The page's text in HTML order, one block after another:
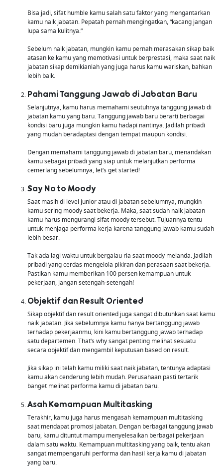
Bisa jadi, sifat humble kamu salah satu faktor yang mengantarkan
kamu naik jabatan. Pepatah pernah mengingatkan, “kacang jangan
lupa sama kulitnya.”
Sebelum naik jabatan, mungkin kamu pernah merasakan sikap baik
atasan ke kamu yang memotivasi untuk berprestasi, maka saat naik
jabatan sikap demikianlah yang juga harus kamu wariskan, bahkan
lebih baik.
Pahami Tanggung Jawab di Jabatan Baru
Selanjutnya, kamu harus memahami seutuhnya tanggung jawab di
jabatan kamu yang baru. Tanggung jawab baru berarti berbagai
kondisi baru juga mungkin kamu hadapi nantinya. Jadilah pribadi
yang mudah beradaptasi dengan tempat maupun kondisi.
Dengan memahami tanggung jawab di jabatan baru, menandakan
kamu sebagai pribadi yang siap untuk melanjutkan performa
cemerlang sebelumnya, let’s get started!
Say No to Moody
Saat masih di level junior atau di jabatan sebelumnya, mungkin
kamu sering moody saat bekerja. Maka, saat sudah naik jabatan
kamu harus mengurangi sifat moody tersebut. Tujuannya tentu
untuk menjaga performa kerja karena tanggung jawab kamu sudah
lebih besar.
Tak ada lagi waktu untuk bergalau ria saat moody melanda. Jadilah
pribadi yang cerdas mengelola pikiran dan perasaan saat bekerja.
Pastikan kamu memberikan 100 persen kemampuan untuk
pekerjaan, jangan setengah-setengah!
Objektif dan Result Oriented
Sikap objektif dan result oriented juga sangat dibutuhkan saat kamu
naik jabatan. Jika sebelumnya kamu hanya bertanggung jawab
terhadap pekerjaanmu, kini kamu bertanggung jawab terhadap
satu departemen. That’s why sangat penting melihat sesuatu
secara objektif dan mengambil keputusan based on result.
Jika sikap ini telah kamu miliki saat naik jabatan, tentunya adaptasi
kamu akan cenderung lebih mudah. Perusahaan pasti tertarik
banget melihat performa kamu di jabatan baru.
Asah Kemampuan Multitasking
Terakhir, kamu juga harus mengasah kemampuan multitasking
saat mendapat promosi jabatan. Dengan berbagai tanggung jawab
baru, kamu dituntut mampu menyelesaikan berbagai pekerjaan
dalam satu waktu. Kemampuan multitasking yang baik, tentu akan
sangat mempengaruhi performa dan hasil kerja kamu di jabatan
yang baru.